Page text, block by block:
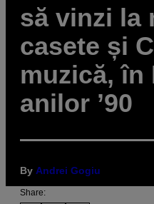
să vinzi la
casete și
muzică, în
anilor ’90
By Andrei Gogiu
Share: